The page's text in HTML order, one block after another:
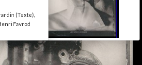
(Texte),
Favrod
Suisse;
pour l'étude